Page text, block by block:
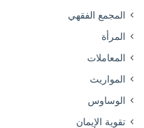
المجمع الفقهي
المرأة
المعاملات
المواريث
الوساوس
تقوية الإيمان